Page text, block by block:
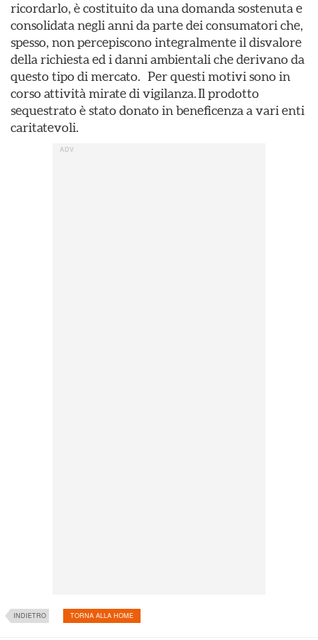
ricordarlo, è costituito da una domanda sostenuta e
consolidata negli anni da parte dei consumatori che,
spesso, non percepiscono integralmente il disvalore
della richiesta ed i danni ambientali che derivano da
questo tipo di mercato. Per questi motivi sono in
corso attività mirate di vigilanza. Il prodotto
sequestrato è stato donato in beneficenza a vari enti
caritatevoli.
INDIETRO TORNA ALLA HOME